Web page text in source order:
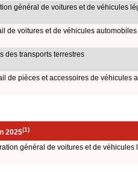
général de voitures et de véhicules
de voitures et de véhicules
des transports terrestres
de pièces et accessoires de véhicules
2025(1)
général de voitures et de véhicules